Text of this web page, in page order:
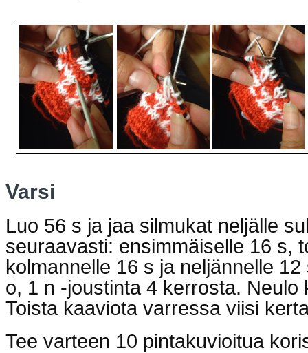
Varsi
Luo 56 s ja jaa silmukat neljälle
seuraavasti: ensimmäiselle 16 s,
kolmannelle 16 s ja neljännelle
o, 1 n -joustinta 4 kerrosta. Neulo
Toista kaaviota varressa viisi
Tee varteen 10 pintakuvioitua